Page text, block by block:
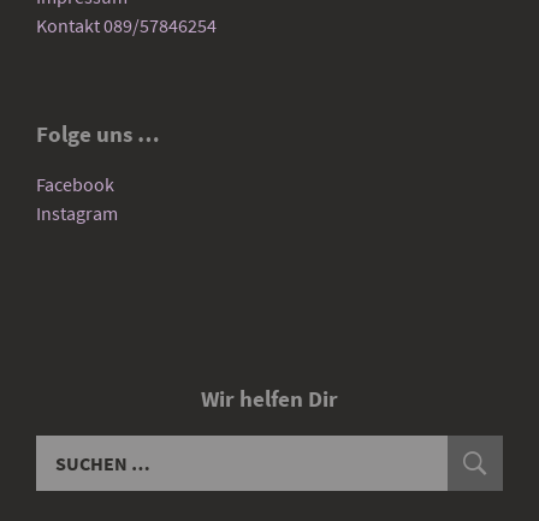
Kontakt 089/57846254
Folge uns …
Facebook
Instagram
Wir helfen Dir